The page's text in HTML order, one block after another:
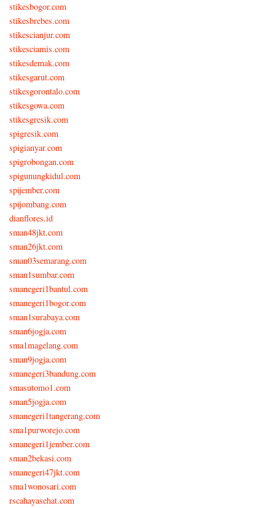
stikesbogor.com
stikesbrebes.com
stikescianjur.com
stikesciamis.com
stikesdemak.com
stikesgarut.com
stikesgorontalo.com
stikesgowa.com
stikesgresik.com
spigresik.com
spigianyar.com
spigrobongan.com
spigunungkidul.com
spijember.com
spijombang.com
dianflores.id
sman48jkt.com
sman26jkt.com
sman03semarang.com
sman1sumbar.com
smanegeri1bantul.com
smanegeri1bogor.com
sman1surabaya.com
sman6jogja.com
sma1magelang.com
sman9jogja.com
smanegeri3bandung.com
smasutomo1.com
sman5jogja.com
smanegeri1tangerang.com
sma1purworejo.com
smanegeri1jember.com
sman2bekasi.com
smanegeri47jkt.com
sma1wonosari.com
rscahayasehat.com